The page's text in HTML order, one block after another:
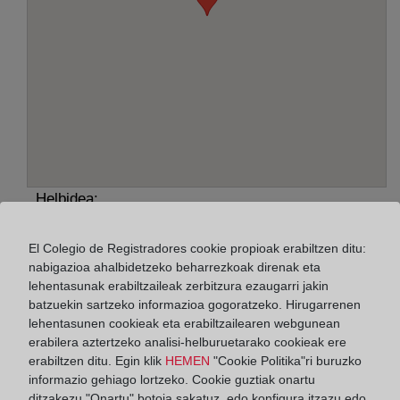
Helbidea:
Horario:
De lunes a viernes de 09:00 a 17:00 horas
Agosto: De lunes a viernes de 09:00 a 14:00 horas
Los días 24 y 31 de diciembre de 09:00 a 14:00
horas
El Colegio de Registradores cookie propioak erabiltzen ditu:
nabigazioa ahalbidetzeko beharrezkoak direnak eta
lehentasunak erabiltzaileak zerbitzura ezaugarri jakin
batzuekin sartzeko informazioa gogoratzeko. Hirugarrenen
lehentasunen cookieak eta erabiltzailearen webgunean
erabilera aztertzeko analisi-helburuetarako cookieak ere
erabiltzen ditu. Egin klik HEMEN "Cookie Politika"ri buruzko
informazio gehiago lortzeko. Cookie guztiak onartu